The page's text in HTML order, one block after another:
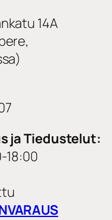
14A
ja Tiedustelut:
18:00